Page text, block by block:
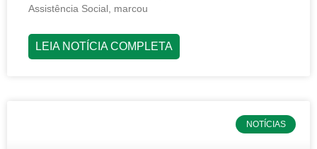
Assistência Social, marcou
LEIA NOTÍCIA COMPLETA
NOTÍCIAS